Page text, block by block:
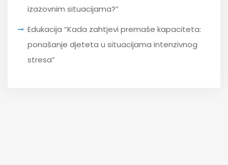
izazovnim situacijama?”
Edukacija “Kada zahtjevi premaše kapaciteta:
ponašanje djeteta u situacijama intenzivnog
stresa”